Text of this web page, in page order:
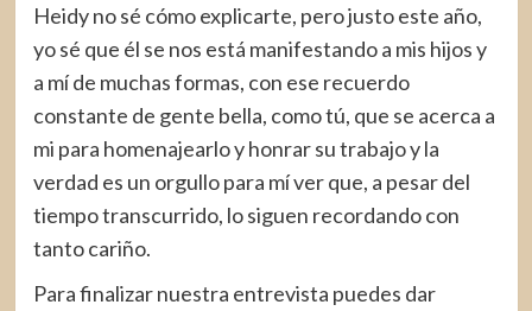
Heidy no sé cómo explicarte, pero justo este año,
yo sé que él se nos está manifestando a mis hijos y
a mí de muchas formas, con ese recuerdo
constante de gente bella, como tú, que se acerca a
mi para homenajearlo y honrar su trabajo y la
verdad es un orgullo para mí ver que, a pesar del
tiempo transcurrido, lo siguen recordando con
tanto cariño.
Para finalizar nuestra entrevista puedes dar